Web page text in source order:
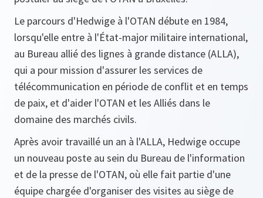
Le parcours d'Hedwige à l'OTAN débute en 1984,
lorsqu'elle entre à l'État-major militaire international,
au Bureau allié des lignes à grande distance (ALLA),
qui a pour mission d'assurer les services de
télécommunication en période de conflit et en temps
de paix, et d'aider l'OTAN et les Alliés dans le
domaine des marchés civils.
Après avoir travaillé un an à l'ALLA, Hedwige occupe
un nouveau poste au sein du Bureau de l'information
et de la presse de l'OTAN, où elle fait partie d'une
équipe chargée d'organiser des visites au siège de